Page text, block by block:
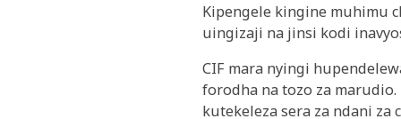
Kipengele kingine muhimu
uingizaji na jinsi kodi
CIF mara nyingi
forodha na tozo za
kutekeleza sera za ndani